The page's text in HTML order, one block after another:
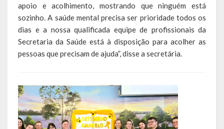
ATOS NORMATIVOS
LEIS ORDINÁRIAS
LEIS COMPLEMENTARES
Publicações
Conselhos Municipais
apoio e acolhimento, mostrando que ninguém está
sozinho. A saúde mental precisa ser prioridade todos os
dias e a nossa qualificada equipe de profissionais da
Secretaria da Saúde está à disposição para acolher as
pessoas que precisam de ajuda”, disse a secretária.